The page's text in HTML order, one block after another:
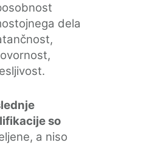
dela
so
a niso